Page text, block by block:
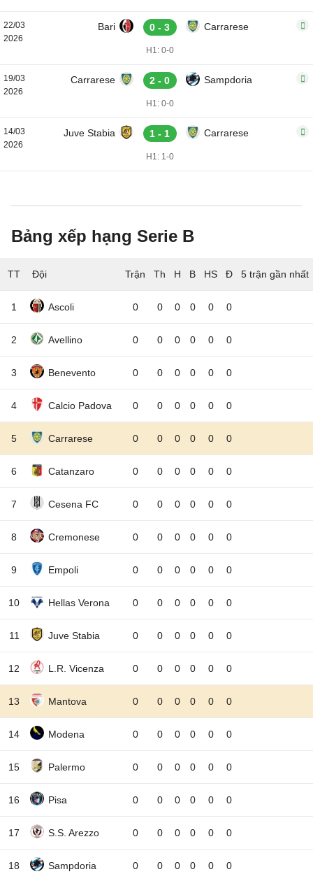
22/03
2026
Bari 0 - 3 Carrarese
H1: 0-0
19/03
2026
Carrarese 2 - 0 Sampdoria
H1: 0-0
14/03
2026
Juve Stabia 1 - 1 Carrarese
H1: 1-0
Bảng xếp hạng Serie B
TT Đội 5 trận gần nhất
1 Ascoli 0 0 0 0 0 0
2 Avellino 0 0 0 0 0 0
3 Benevento 0 0 0 0 0 0
4 Calcio Padova 0 0 0 0 0 0
5 Carrarese 0 0 0 0 0 0
6 Catanzaro 0 0 0 0 0 0
7 Cesena FC 0 0 0 0 0 0
8 Cremonese 0 0 0 0 0 0
9 Empoli 0 0 0 0 0 0
10 Hellas Verona 0 0 0 0 0 0
11 Juve Stabia 0 0 0 0 0 0
12 L.R. Vicenza 0 0 0 0 0 0
13 Mantova 0 0 0 0 0 0
14 Modena 0 0 0 0 0 0
15 Palermo 0 0 0 0 0 0
16 Pisa 0 0 0 0 0 0
17 S.S. Arezzo 0 0 0 0 0 0
18 Sampdoria 0 0 0 0 0 0